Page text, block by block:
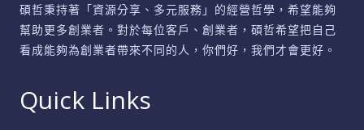
贏
未
來
碩哲秉持著「資源分享、多元服務」的經營哲學，希望能夠
幫助更多創業者。對於每位客戶、創業者，碩哲希望把自己
看成能夠為創業者帶來不同的人，你們好，我們才會更好。
Quick Links